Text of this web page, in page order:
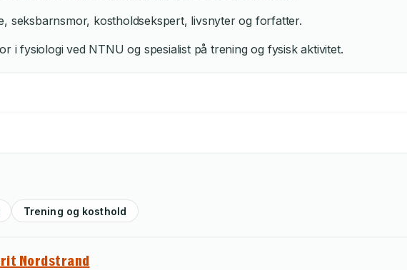
seksbarnsmor, kostholdsekspert, livsnyter og forfatter.
i fysiologi ved NTNU og spesialist på trening og fysisk aktivitet.
Trening og kosthold
Nordstrand